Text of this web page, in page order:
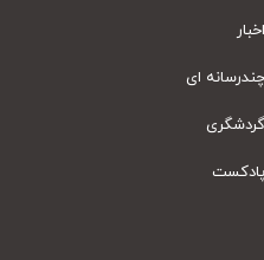
ای